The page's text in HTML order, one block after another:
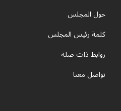
حول المجلس
كلمة رئيس المجلس
روابط ذات صلة
تواصل معنا